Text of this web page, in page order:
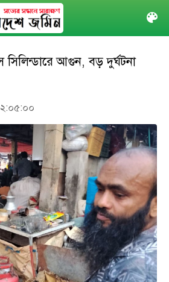
সিলিন্ডারে আগুন, বড় দুর্ঘটনা